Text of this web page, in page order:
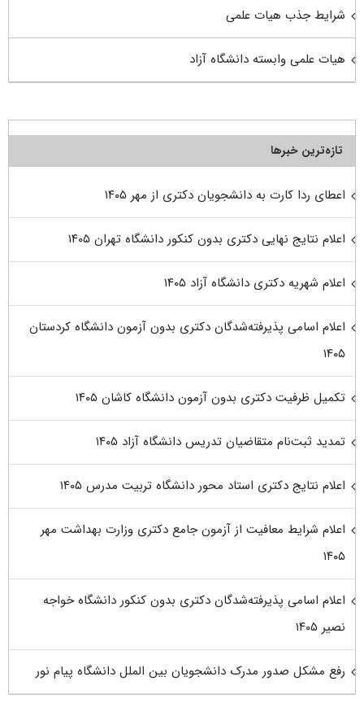
شرایط جذب هیات علمی
هیات علمی وابسته دانشگاه آزاد
تازه‌ترین خبرها
اعطای ردا کارت به دانشجویان دکتری از مهر ۱۴۰۵
اعلام نتایج نهایی دکتری بدون کنکور دانشگاه تهران ۱۴۰۵
اعلام شهریه دکتری دانشگاه آزاد ۱۴۰۵
اعلام اسامی پذیرفته‌شدگان دکتری بدون آزمون دانشگاه کردستان
۱۴۰۵
تکمیل ظرفیت دکتری بدون آزمون دانشگاه کاشان ۱۴۰۵
تمدید ثبت‌نام متقاضیان تدریس دانشگاه آزاد ۱۴۰۵
اعلام نتایج دکتری استاد محور دانشگاه تربیت مدرس ۱۴۰۵
اعلام شرایط معافیت از آزمون جامع دکتری وزارت بهداشت مهر
۱۴۰۵
اعلام اسامی پذیرفته‌شدگان دکتری بدون کنکور دانشگاه خواجه
نصیر ۱۴۰۵
رفع مشکل صدور مدرک دانشجویان بین الملل دانشگاه پیام نور